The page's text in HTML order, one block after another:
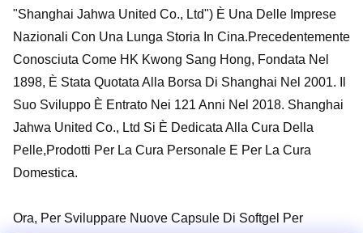
"Shanghai Jahwa United Co., Ltd") È Una Delle Imprese
Nazionali Con Una Lunga Storia In Cina.Precedentemente
Conosciuta Come HK Kwong Sang Hong, Fondata Nel
1898, È Stata Quotata Alla Borsa Di Shanghai Nel 2001. Il
Suo Sviluppo È Entrato Nei 121 Anni Nel 2018. Shanghai
Jahwa United Co., Ltd Si È Dedicata Alla Cura Della
Pelle,prodotti Per La Cura Personale E Per La Cura
Domestica.
Ora, Per Sviluppare Nuove Capsule Di Softgel Per